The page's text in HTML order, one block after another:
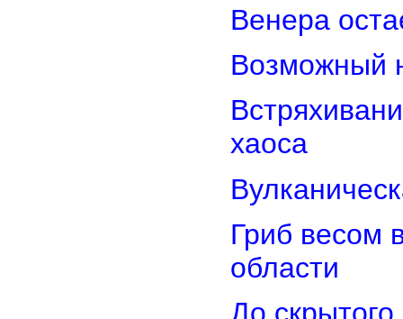
Венера
Возможный
хаоса
Гриб весом
области